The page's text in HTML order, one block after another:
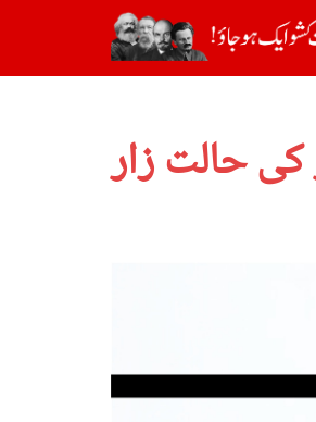
کی حالت زار